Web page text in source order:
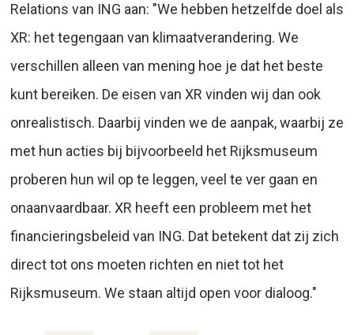
Relations van ING aan: "We hebben hetzelfde doel als
XR: het tegengaan van klimaatverandering. We
verschillen alleen van mening hoe je dat het beste
kunt bereiken. De eisen van XR vinden wij dan ook
onrealistisch. Daarbij vinden we de aanpak, waarbij ze
met hun acties bij bijvoorbeeld het Rijksmuseum
proberen hun wil op te leggen, veel te ver gaan en
onaanvaardbaar. XR heeft een probleem met het
financieringsbeleid van ING. Dat betekent dat zij zich
direct tot ons moeten richten en niet tot het
Rijksmuseum. We staan altijd open voor dialoog."